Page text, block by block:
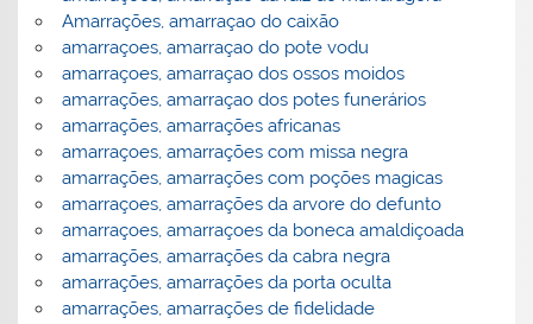
Amarrações, amarraçao do caixão
amarraçoes, amarraçao do pote vodu
amarraçoes, amarraçao dos ossos moidos
amarrações, amarraçao dos potes funerários
amarrações, amarrações africanas
amarraçoes, amarrações com missa negra
amarrações, amarrações com poções magicas
amarraçoes, amarrações da arvore do defunto
amarraçoes, amarraçoes da boneca amaldiçoada
amarrações, amarrações da cabra negra
amarrações, amarrações da porta oculta
amarrações, amarrações de fidelidade